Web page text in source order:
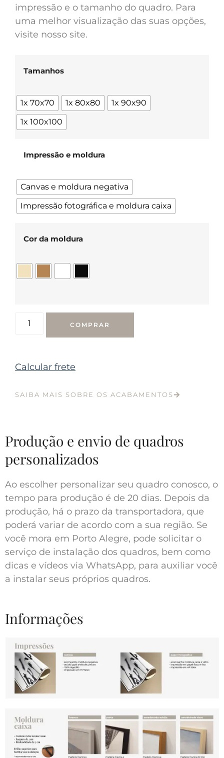
impressão e o tamanho do quadro. Para
uma melhor visualização das suas opções,
visite nosso site.
Tamanhos
1x 70x70 1x 80x80
1x 90x90
1x 100x100
Impressão e moldura
Canvas e moldura negativa
Impressão fotográfica e moldura caixa
Cor da moldura
COMPRAR
Calcular frete
SAIBA MAIS SOBRE OS ACABAMENTOS
Produção e envio de quadros
personalizados
Ao escolher personalizar seu quadro conosco, o
tempo para produção é de 20 dias. Depois da
produção, há o prazo da transportadora, que
poderá variar de acordo com a sua região. Se
você mora em Porto Alegre, pode solicitar o
serviço de instalação dos quadros, bem como
dicas e vídeos via WhatsApp, para auxiliar você
a instalar seus próprios quadros.
Informações